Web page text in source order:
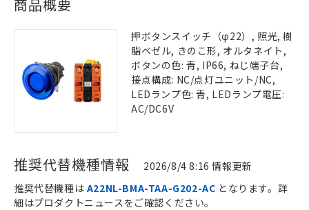
商品概要
押ボタンスイッチ（φ22）, 照光, 樹
脂ベゼル, きのこ形, オルタネイト,
ボタンの色: 青, IP66, ねじ端子台,
接点構成: NC/点灯ユニット/NC,
LEDランプ色: 青, LEDランプ電圧:
AC/DC6V
推奨代替機種情報 2026/8/4 8:16 情報更新
推奨代替機種は A22NL-BMA-TAA-G202-AC となります。詳
細はプロダクトニュースをご確認ください。